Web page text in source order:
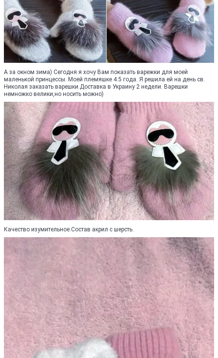
А за окном зима) Сегодня я хочу Вам показать варежки для моей
маленькой принцессы. Моей племяшке 4.5 года. Я решила ей на день св.
Николая заказать варешки.Доставка в Украину 2 недели. Варешки
немножко велики,но носить можно)
Качество изумительное.Состав акрил с шерсть.